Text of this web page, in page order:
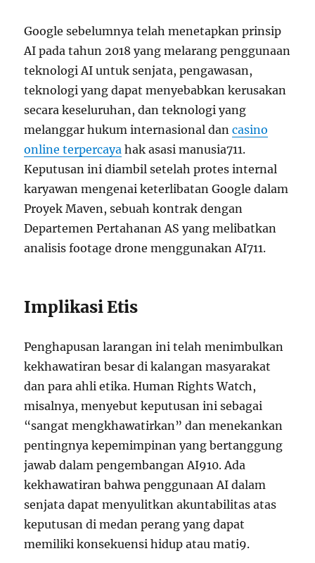
Google sebelumnya telah menetapkan prinsip
AI pada tahun 2018 yang melarang penggunaan
teknologi AI untuk senjata, pengawasan,
teknologi yang dapat menyebabkan kerusakan
secara keseluruhan, dan teknologi yang
melanggar hukum internasional dancasino
online terpercaya hak asasi manusia711.
Keputusan ini diambil setelah protes internal
karyawan mengenai keterlibatan Google dalam
Proyek Maven, sebuah kontrak dengan
Departemen Pertahanan AS yang melibatkan
analisis footage drone menggunakan AI711.
Implikasi Etis
Penghapusan larangan ini telah menimbulkan
kekhawatiran besar di kalangan masyarakat
dan para ahli etika. Human Rights Watch,
misalnya, menyebut keputusan ini sebagai
“sangat mengkhawatirkan” dan menekankan
pentingnya kepemimpinan yang bertanggung
jawab dalam pengembangan AI910. Ada
kekhawatiran bahwa penggunaan AI dalam
senjata dapat menyulitkan akuntabilitas atas
keputusan di medan perang yang dapat
memiliki konsekuensi hidup atau mati9.